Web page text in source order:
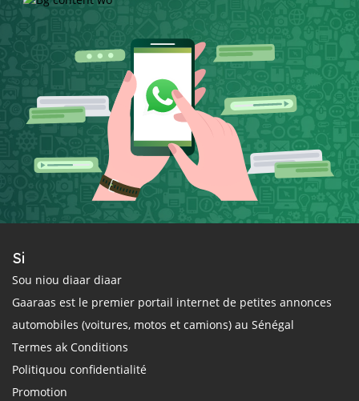
Si
Sou niou diaar diaar
Gaaraas est le premier portail internet de petites annonces
automobiles (voitures, motos et camions) au Sénégal
Termes ak Conditions
Politiquou confidentialité
Promotion